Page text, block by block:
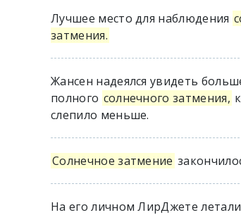
Лучшее место для наблюдения
затмения.
Жансен надеялся увидеть
полного солнечного затмения,
слепило меньше.
Солнечное затмение
На его личном ЛирДжете